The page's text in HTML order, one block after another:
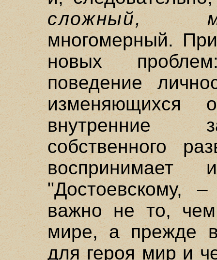
сложный,
многомерный.
новых
поведение
изменяющихся
внутренние
собственного
воспринимает
"Достоевскому,
важно не то, чем
мире, а прежде
для героя мир и